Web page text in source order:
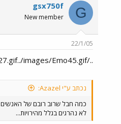
G
gsx750f
New member
22/1/05
../images/Emo127.gif../images/Emo45.gifבדיוק
נכתב ע"י Azazel:
כמה חבל שרוב רובם של האנשים
לא נהרגים בגלל מהירויות...